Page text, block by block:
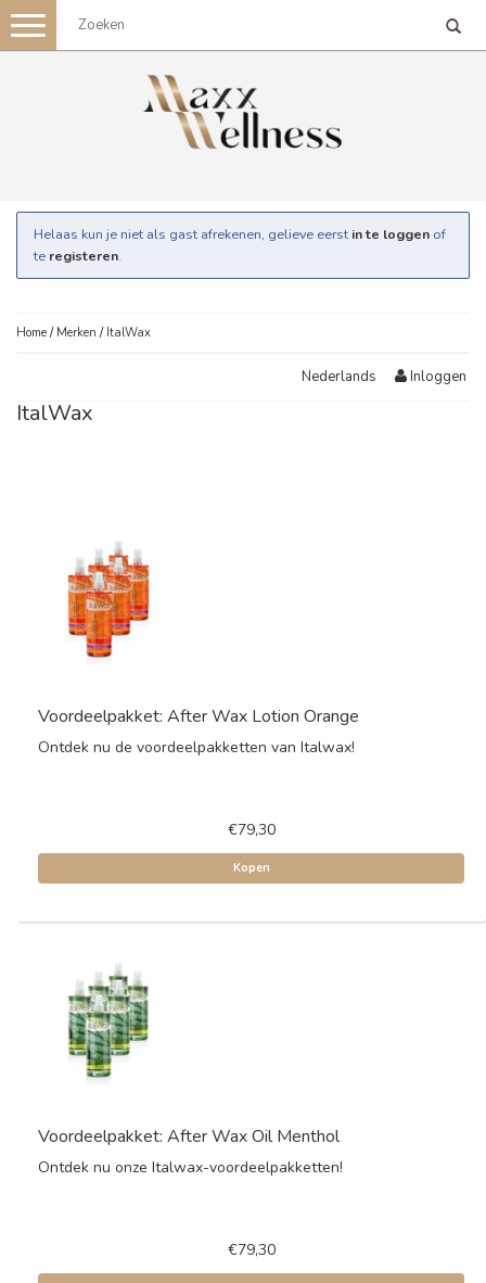
Toggle
navigation
Helaas kun je niet als gast afrekenen, gelieve eerst in te loggen of
te registeren.
Home / Merken / ItalWax
Nederlands Inloggen
ItalWax
Voordeelpakket: After Wax Lotion Orange
Ontdek nu de voordeelpakketten van Italwax!
€79,30
Kopen
Voordeelpakket: After Wax Oil Menthol
Ontdek nu onze Italwax-voordeelpakketten!
€79,30